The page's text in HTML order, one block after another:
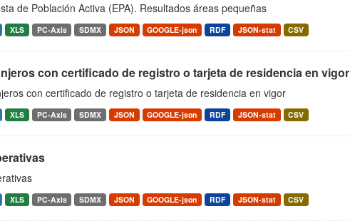
de Población Activa (EPA). Resultados áreas pequeñas
XLS PC-Axis SDMX JSON GOOGLE-json RDF JSON-stat CSV
con certificado de registro o tarjeta de residencia en vigor
con certificado de registro o tarjeta de residencia en vigor
XLS PC-Axis SDMX JSON GOOGLE-json RDF JSON-stat CSV
XLS PC-Axis SDMX JSON GOOGLE-json RDF JSON-stat CSV